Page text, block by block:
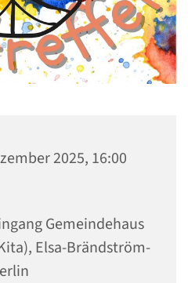
2025, 16:00
Gemeindehaus
Elsa-Brändström-